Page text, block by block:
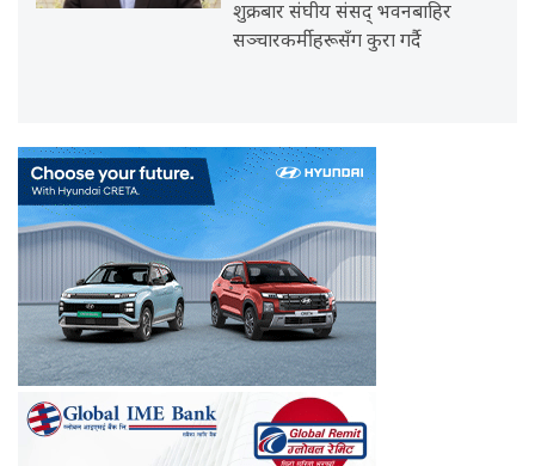
शुक्रबार संघीय संसद् भवनबाहिर
सञ्चारकर्मीहरूसँग कुरा गर्दै